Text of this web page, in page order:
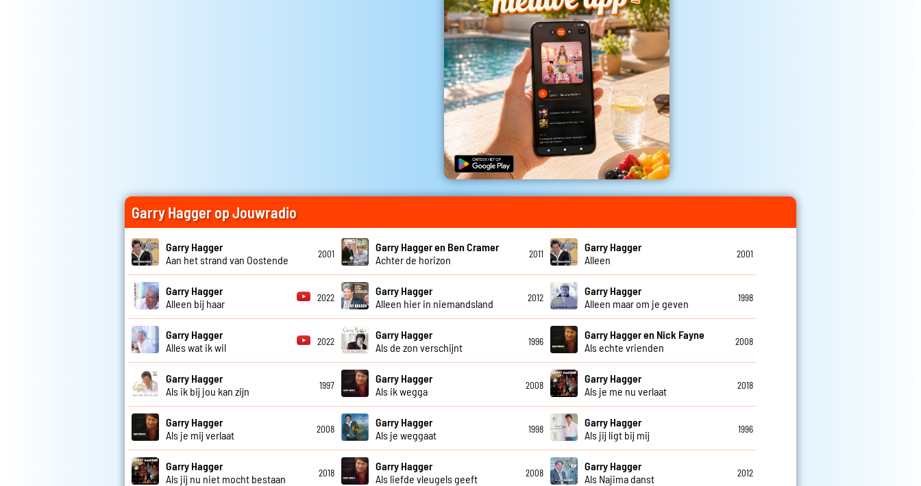
Garry Hagger op Jouwradio
Garry Hagger
Aan het strand van Oostende
2001
Garry Hagger en Ben Cramer
Achter de horizon
2011
Garry Hagger
Alleen
2001
Garry Hagger
Alleen bij haar
2022
Garry Hagger
Alleen hier in niemandsland
2012
Garry Hagger
Alleen maar om je geven
1998
Garry Hagger
Alles wat ik wil
2022
Garry Hagger
Als de zon verschijnt
1996
Garry Hagger en Nick Fayne
Als echte vrienden
2008
Garry Hagger
Als ik bij jou kan zijn
1997
Garry Hagger
Als ik wegga
2008
Garry Hagger
Als je me nu verlaat
2018
Garry Hagger
Als je mij verlaat
2008
Garry Hagger
Als je weggaat
1998
Garry Hagger
Als jij ligt bij mij
1996
Garry Hagger
Als jij nu niet mocht bestaan
2018
Garry Hagger
Als liefde vleugels geeft
2008
Garry Hagger
Als Najima danst
2012